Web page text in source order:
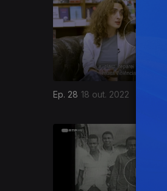
Ep. 28 18 out. 2022